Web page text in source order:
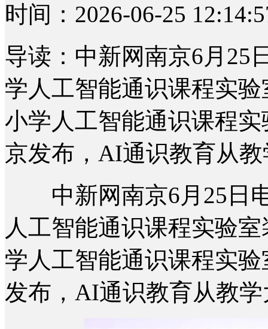
时间：2026-06-25
导读：中新网南京6月25
学人工智能通识课程实
小学人工智能通识课程
京发布，AI通识教育从
中新网南京6月25日电
人工智能通识课程实验
学人工智能通识课程实
发布，AI通识教育从教